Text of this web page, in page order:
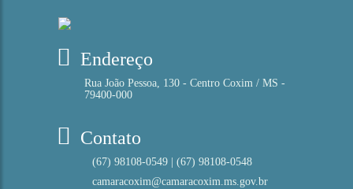
Endereço
Rua João Pessoa, 130 - Centro Coxim / MS -
79400-000
Contato
(67) 98108-0549 | (67) 98108-0548
camaracoxim@camaracoxim.ms.gov.br